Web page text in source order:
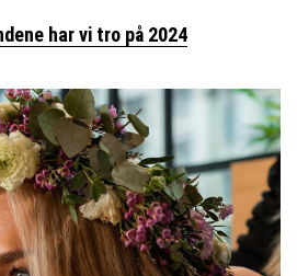
har vi tro på 2024